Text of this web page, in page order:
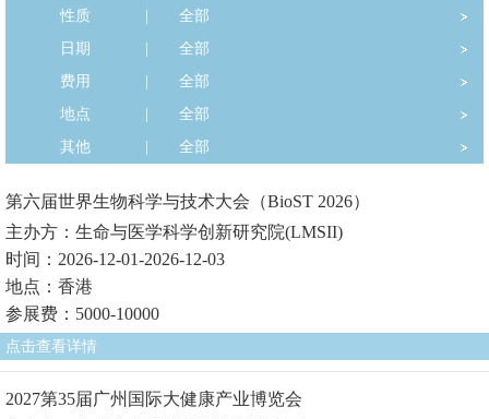
性质
全部
日期
全部
费用
全部
地点
全部
其他
全部
第六届世界生物科学与技术大会（BioST 2026）
主办方：生命与医学科学创新研究院(LMSII)
时间：2026-12-01-2026-12-03
地点：香港
参展费：5000-10000
点击查看详情
2027第35届广州国际大健康产业博览会